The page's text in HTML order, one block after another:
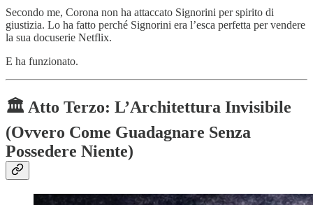
Secondo me, Corona non ha attaccato Signorini per spirito di
giustizia. Lo ha fatto perché Signorini era l’esca perfetta per vendere
la sua docuserie Netflix.
E ha funzionato.
🏛️ Atto Terzo: L’Architettura Invisibile
(Ovvero Come Guadagnare Senza
Possedere Niente)